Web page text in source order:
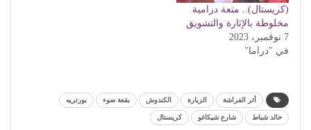
(كريستال).. متعة درامية
مخلوطة بالإثارة والتشويق
7 نوفمبر، 2023
في "دراما"
أثر الفراشة الزيارة الكندوش بقعة ضوء بورتريه
خالد شباط شارع شيكاغو كريستال